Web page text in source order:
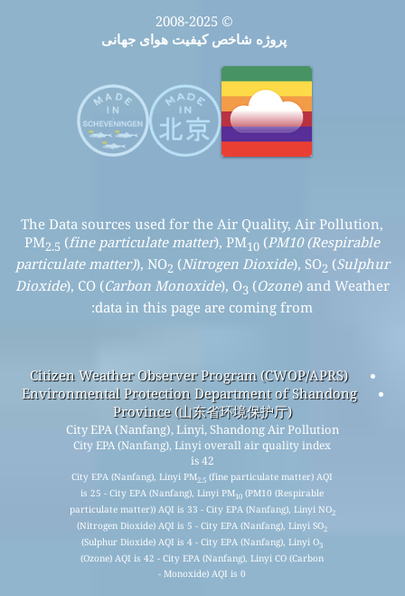
© 2008-2025
پروژه شاخص کیفیت هوای جهانی
The Data sources used for the Air Quality, Air Pollution,
PM2.5(fine particulate matter), PM10(PM10 (Respirable
particulate matter)), NO2 (Nitrogen Dioxide), SO2 (Sulphur
Dioxide), CO (Carbon Monoxide), O3 (Ozone ) and Weather
data in this page are coming from:
Citizen Weather Observer Program (CWOP/APRS)
Environmental Protection Department of Shandong
Province (山东省环境保护厅)
City EPA (Nanfang), Linyi, Shandong Air Pollution
City EPA (Nanfang), Linyi overall air quality index
is 42
City EPA (Nanfang), Linyi PM2.5(fine particulate matter) AQI
is 25 - City EPA (Nanfang), Linyi PM10(PM10 (Respirable
particulate matter)) AQI is 33 - City EPA (Nanfang), Linyi NO
(Nitrogen Dioxide) AQI is 5 - City EPA (Nanfang), Linyi SO
(Sulphur Dioxide) AQI is 4 - City EPA (Nanfang), Linyi O
(Ozone) AQI is 42 - City EPA (Nanfang), Linyi CO (Carbon
Monoxide) AQI is 0 -